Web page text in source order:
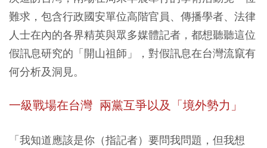
難求，包含行政國安單位高階官員、傳播學者、法律
人士在內的各界精英與眾多媒體記者，都想聽聽這位
假訊息研究的「開山祖師」，對假訊息在台灣流竄有
何分析及洞見。
一級戰場在台灣 兩黨互爭以及「境外勢力」
「我知道應該是你（指記者）要問我問題，但我想